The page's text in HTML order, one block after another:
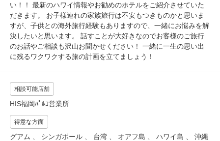
い！！ 最新のハワイ情報やお勧めのホテルをご紹介させていた
だきます。 お子様連れの家族旅行は不安もつきものかと思いま
すが、子供との海外旅行経験もありますので、一緒にお悩みを解
決したいと思います。 話すことが大好きなのでお客様のご旅行
のお話やご相談も沢山お聞かせください！ 一緒に一生の思い出
に残るワクワクする旅の計画を立てましょう！
相談可能店舗
HIS福岡ﾊﾟﾙｺ営業所
得意な方面
グアム 、 シンガポール 、 台湾 、 オアフ島 、 ハワイ島 、 沖縄